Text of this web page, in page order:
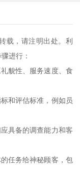
载，请注明出处。利
进行：
貌性、服务速度、食
和评估标准，例如员
具备的调查能力和客
任务给神秘顾客，包